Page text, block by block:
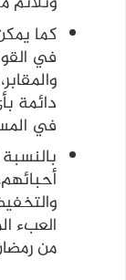
كما
في
دائمة
في
العبء
من